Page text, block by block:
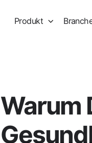
Produkt
Warum